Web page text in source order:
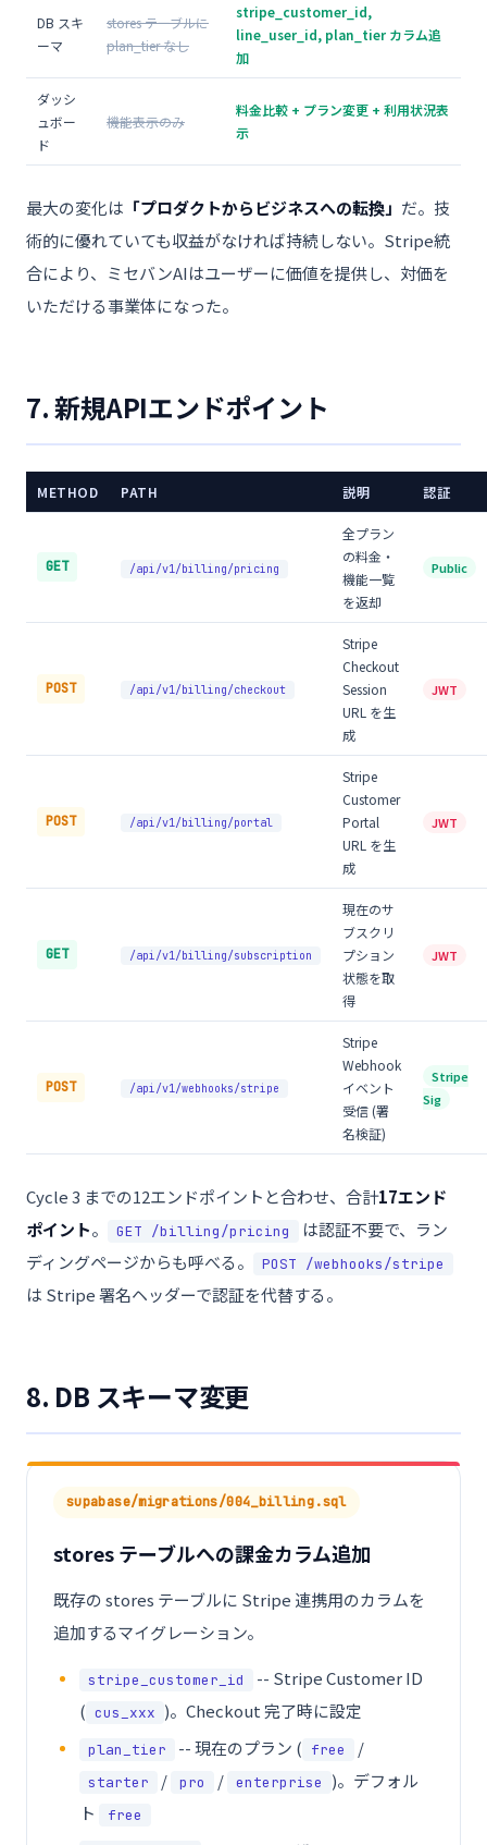
DB スキ
ーマ
stores テーブルに
plan_tier なし
stripe_customer_id,
line_user_id, plan_tier カラム追
加
ダッシ
ュボー
ド
機能表示のみ
料金比較 + プラン変更 + 利用状況表
示
最大の変化は 「プロダクトからビジネスへの転換」 だ。技
術的に優れていても収益がなければ持続しない。Stripe統
合により、ミセバンAIはユーザーに価値を提供し、対価を
いただける事業体になった。
7. 新規APIエンドポイント
METHOD PATH 説明 認証
GET /api/v1/billing/pricing
全プラン
の料金・
機能一覧
を返却
Public
POST /api/v1/billing/checkout
Stripe
Checkout
Session
URL を生
成
JWT
POST /api/v1/billing/portal
Stripe
Customer
Portal
URL を生
成
JWT
GET /api/v1/billing/subscription
現在のサ
ブスクリ
プション
状態を取
得
JWT
POST /api/v1/webhooks/stripe
Stripe
Webhook
イベント
受信 (署
名検証)
Stripe
Sig
Cycle 3 までの12エンドポイントと合わせ、合計17エンド
ポイント。 GET /billing/pricing
は認証不要で、ラン
ディングページからも呼べる。
POST /webhooks/stripe
は Stripe 署名ヘッダーで認証を代替する。
8. DB スキーマ変更
supabase/migrations/004_billing.sql
stores テーブルへの課金カラム追加
既存の stores テーブルに Stripe 連携用のカラムを
追加するマイグレーション。
stripe_customer_id
-- Stripe Customer ID
( cus_xxx )。Checkout 完了時に設定
plan_tier -- 現在のプラン ( free /
starter / pro / enterprise
)。デフォル
ト
free